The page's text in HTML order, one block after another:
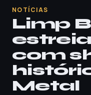
NOTÍCIAS
Limp
com
Metal